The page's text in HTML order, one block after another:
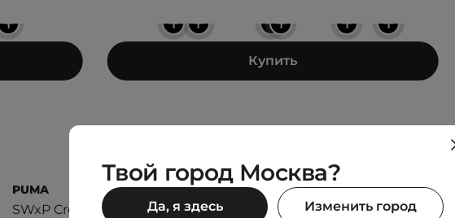
+ +
+
+ + +
+
Купить
PUMA
SWxP Crew Neck Sweatshirt
LACOSTE
SWEATSHIRT
Твой город Москва?
Да, я здесь Изменить город